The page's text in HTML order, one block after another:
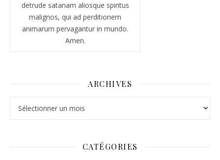
detrude satanam aliosque spiritus
malignos, qui ad perditionem
animarum pervagantur in mundo.
Amen.
ARCHIVES
CATÉGORIES